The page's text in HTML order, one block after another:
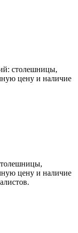
столешницы,
цену и наличие
цену и наличие